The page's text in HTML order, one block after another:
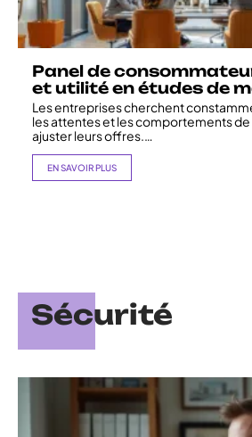
Panel de
et utilité en études de
Les entreprises cherchent
les attentes et les comportements
ajuster leurs offres.
EN SAVOIR PLUS
Sécurité